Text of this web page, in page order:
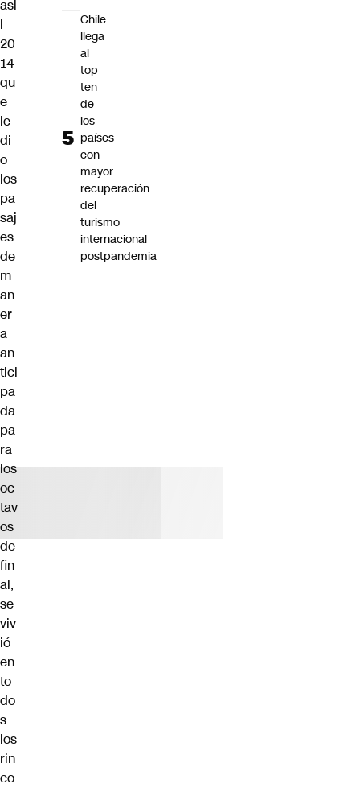
asi
l
20
14
qu
e
le
di
o
los
pa
saj
es
de
m
an
er
a
an
tici
pa
da
pa
ra
los
oc
tav
os
de
fin
al,
se
viv
ió
en
to
do
s
los
rin
co
Chile
llega
al
top
ten
de
los
países
con
mayor
recuperación
del
turismo
internacional
postpandemia